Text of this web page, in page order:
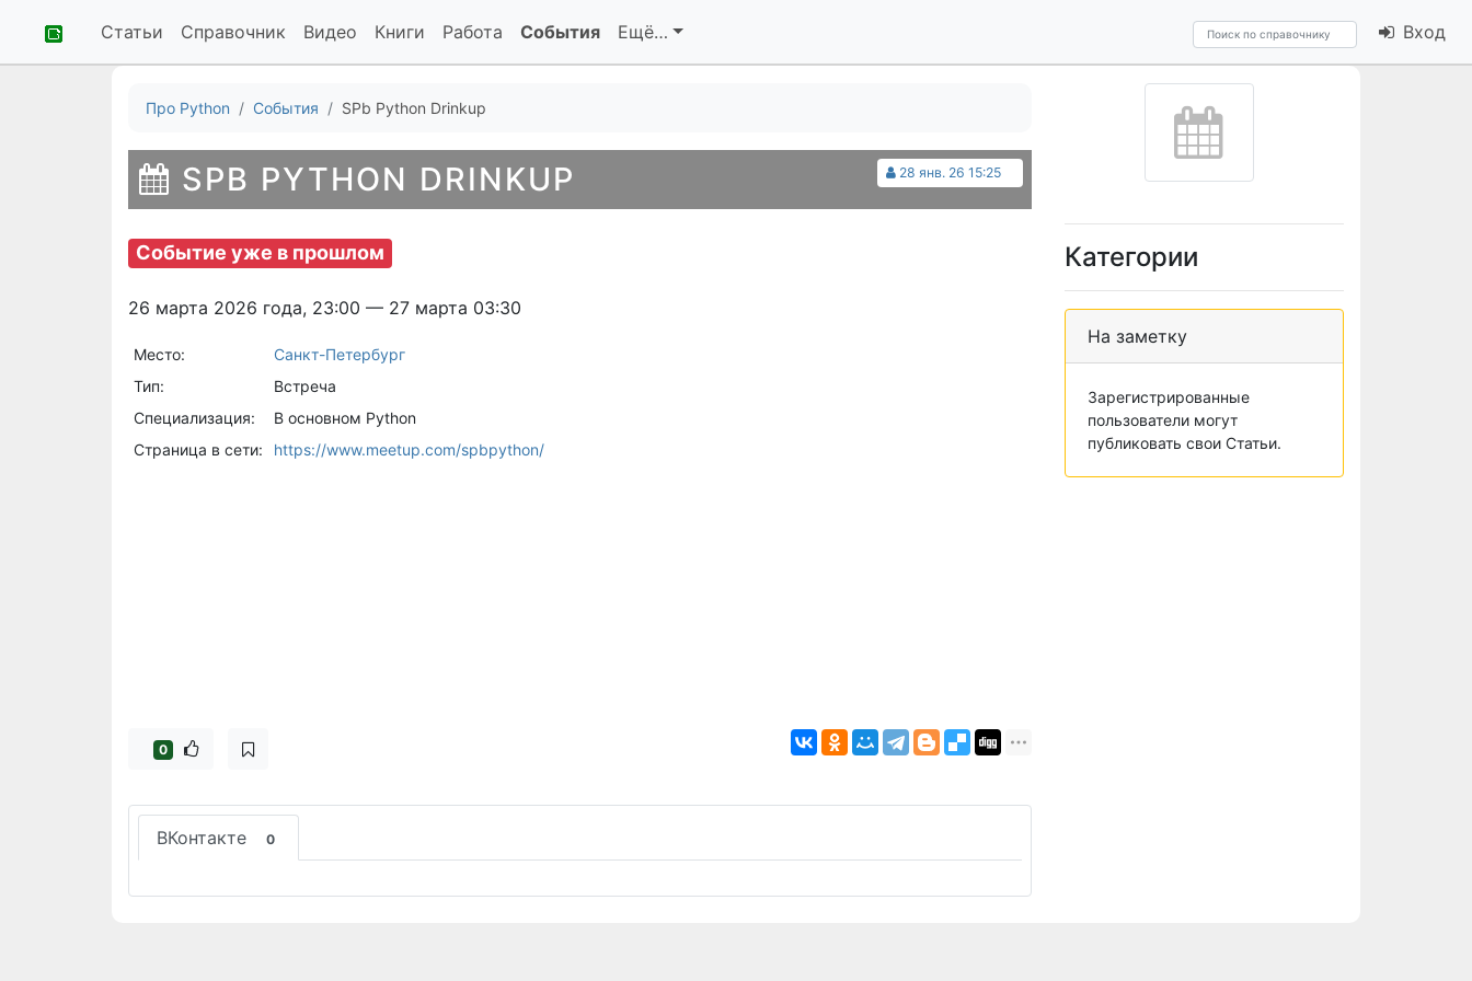
Статьи Справочник Видео Книги Работа События Ещё… Вход
Про Python События SPb Python Drinkup
28 янв. 26 15:25
SPB PYTHON DRINKUP
Событие уже в прошлом
26 марта 2026 года, 23:00 — 27 марта 03:30
Место:
Санкт-Петербург
Тип:
Встреча
Специализация:
В основном Python
Страница в сети:
https://www.meetup.com/spbpython/
0
ВКонтакте 0
Категории
На заметку
Зарегистрированные
пользователи могут
публиковать свои Статьи.